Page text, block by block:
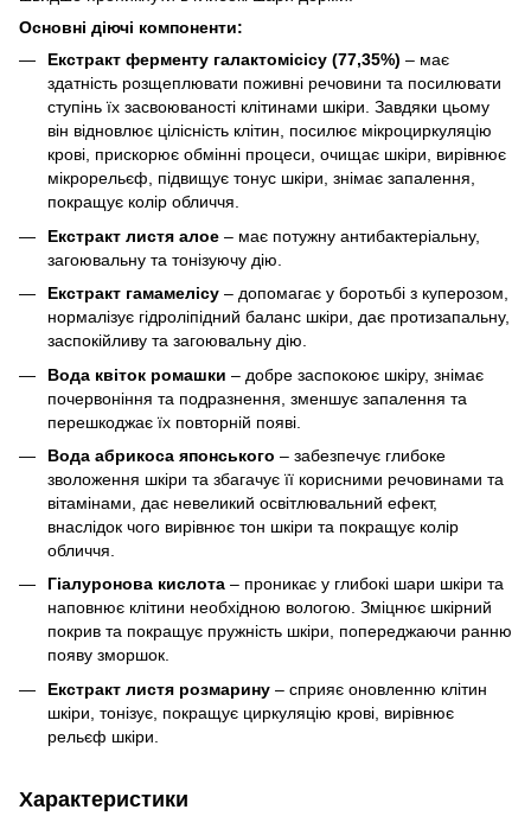
Основні діючі компоненти:
Екстракт ферменту галактомісісу (77,35%) – має
здатність розщеплювати поживні речовини та посилювати
ступінь їх засвоюваності клітинами шкіри. Завдяки цьому
він відновлює цілісність клітин, посилює мікроциркуляцію
крові, прискорює обмінні процеси, очищає шкіри, вирівнює
мікрорельєф, підвищує тонус шкіри, знімає запалення,
покращує колір обличчя.
Екстракт листя алое – має потужну антибактеріальну,
загоювальну та тонізуючу дію.
Екстракт гамамелісу – допомагає у боротьбі з куперозом,
нормалізує гідроліпідний баланс шкіри, дає протизапальну,
заспокійливу та загоювальну дію.
Вода квіток ромашки – добре заспокоює шкіру, знімає
почервоніння та подразнення, зменшує запалення та
перешкоджає їх повторній появі.
Вода абрикоса японського – забезпечує глибоке
зволоження шкіри та збагачує її корисними речовинами та
вітамінами, дає невеликий освітлювальний ефект,
внаслідок чого вирівнює тон шкіри та покращує колір
обличчя.
Гіалуронова кислота – проникає у глибокі шари шкіри та
наповнює клітини необхідною вологою. Зміцнює шкірний
покрив та покращує пружність шкіри, попереджаючи ранню
появу зморшок.
Екстракт листя розмарину – сприяє оновленню клітин
шкіри, тонізує, покращує циркуляцію крові, вирівнює
рельєф шкіри.
Характеристики